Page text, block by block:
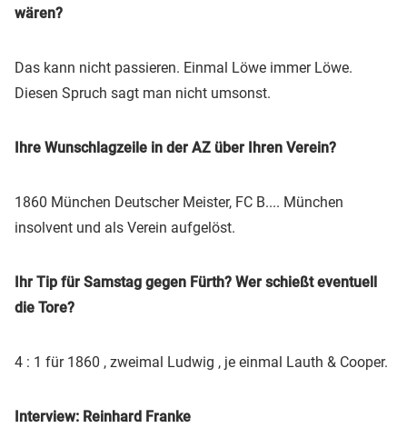
wären?
Das kann nicht passieren. Einmal Löwe immer Löwe.
Diesen Spruch sagt man nicht umsonst.
Ihre Wunschlagzeile in der AZ über Ihren Verein?
1860 München Deutscher Meister, FC B.... München
insolvent und als Verein aufgelöst.
Ihr Tip für Samstag gegen Fürth? Wer schießt eventuell
die Tore?
4 : 1 für 1860 , zweimal Ludwig , je einmal Lauth & Cooper.
Interview: Reinhard Franke